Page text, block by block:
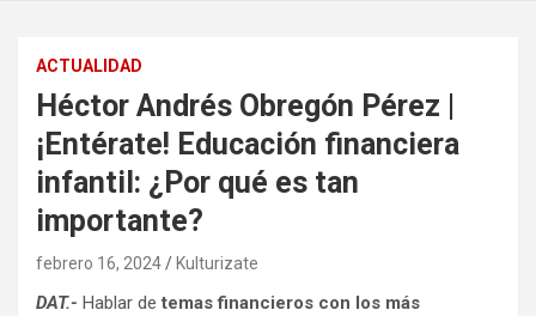
ACTUALIDAD
Héctor Andrés Obregón Pérez |
¡Entérate! Educación financiera
infantil: ¿Por qué es tan
importante?
febrero 16, 2024 Kulturizate
DAT.- Hablar detemas financieros con los más